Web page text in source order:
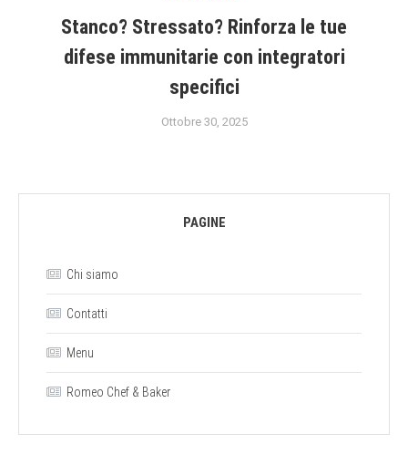
Stanco? Stressato? Rinforza le tue
difese immunitarie con integratori
specifici
Ottobre 30, 2025
PAGINE
Chi siamo
Contatti
Menu
Romeo Chef & Baker